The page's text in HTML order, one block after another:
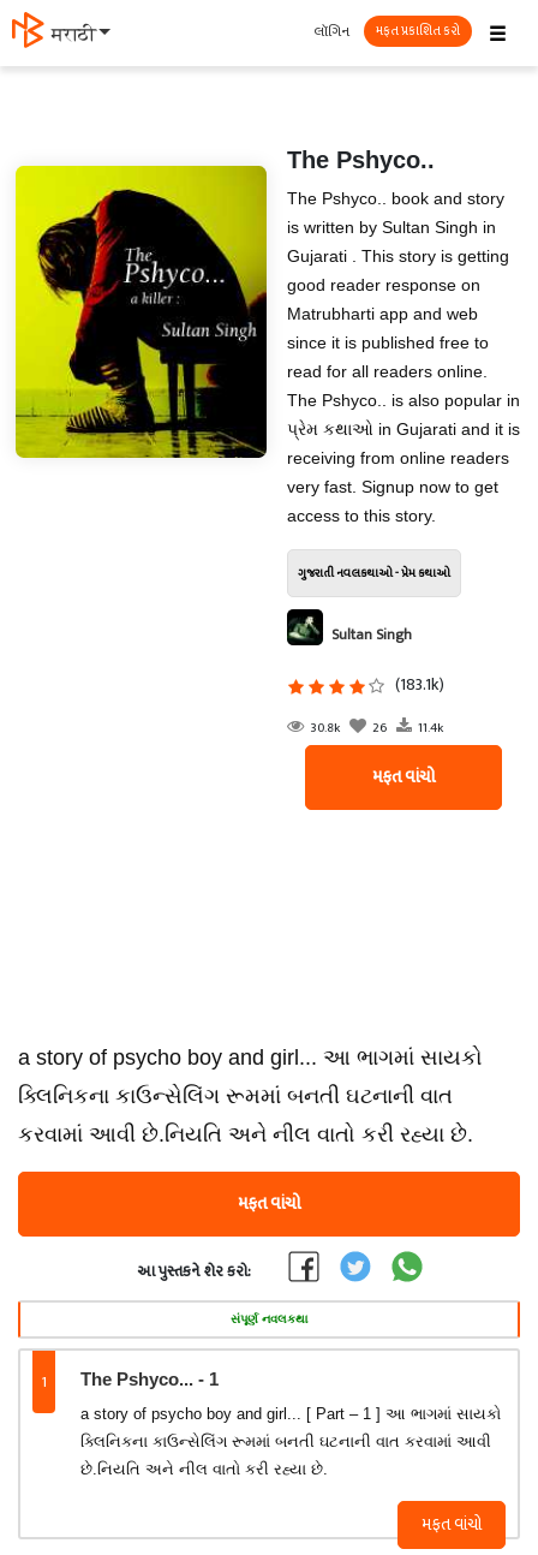
मराठी ☰
લૉગિન મફત પ્રકાશિત કરો
The Pshyco..
The Pshyco.. book and story
is written by Sultan Singh in
Gujarati . This story is getting
good reader response on
Matrubharti app and web
since it is published free to
read for all readers online.
The Pshyco.. is also popular in
પ્રેમ કથાઓ in Gujarati and it is
receiving from online readers
very fast. Signup now to get
access to this story.
ગુજરાતી નવલકથાઓ - પ્રેમ કથાઓ
Sultan Singh
(183.1k)
30.8k 26 11.4k
મફત વાંચો
a story of psycho boy and girl... આ ભાગમાં સાયકો
ક્લિનિકના કાઉન્સેલિંગ રૂમમાં બનતી ઘટનાની વાત
કરવામાં આવી છે.નિયતિ અને નીલ વાતો કરી રહ્યા છે.
મફત વાંચો
આ પુસ્તકને શેર કરો:
સંપૂર્ણ નવલકથા
1 The Pshyco... - 1
મફત વાંચો
a story of psycho boy and girl... [ Part – 1 ] આ ભાગમાં સાયકો
ક્લિનિકના કાઉન્સેલિંગ રૂમમાં બનતી ઘટનાની વાત કરવામાં આવી
છે.નિયતિ અને નીલ વાતો કરી રહ્યા છે.